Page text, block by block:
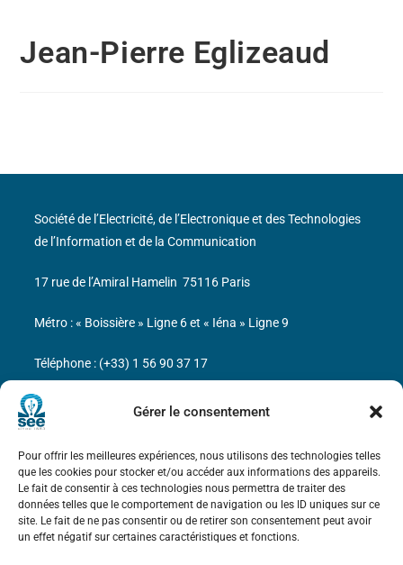
Gérer le consentement
Pour offrir les meilleures expériences, nous utilisons des technologies telles
que les cookies pour stocker et/ou accéder aux informations des appareils.
Le fait de consentir à ces technologies nous permettra de traiter des
données telles que le comportement de navigation ou les ID uniques sur ce
site. Le fait de ne pas consentir ou de retirer son consentement peut avoir
un effet négatif sur certaines caractéristiques et fonctions.
Jean-Pierre Eglizeaud
Bicentenaire des découvertes d’André-
Marie Ampère
Mentions légales
Société de l’Electricité, de l’Electronique et des Technologies
de l’Information et de la Communication
17 rue de l’Amiral Hamelin 75116 Paris
Métro : « Boissière » Ligne 6 et « Iéna » Ligne 9
Téléphone : (+33) 1 56 90 37 17
N° de SIREN : 785 393 232, Code APE : 9412Z TVA intra-
communautaire : FR44 785 393 232